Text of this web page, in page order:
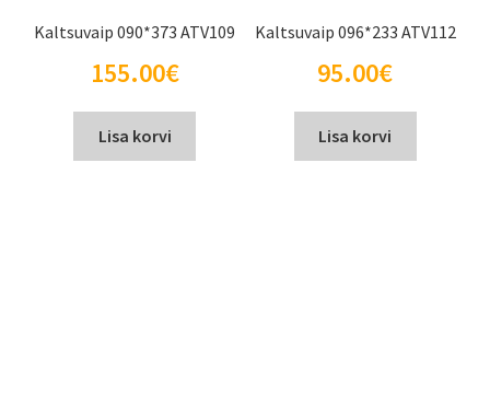
Kaltsuvaip 090*373 ATV109
155.00€
Lisa korvi
Kaltsuvaip 096*233 ATV112
95.00€
Lisa korvi